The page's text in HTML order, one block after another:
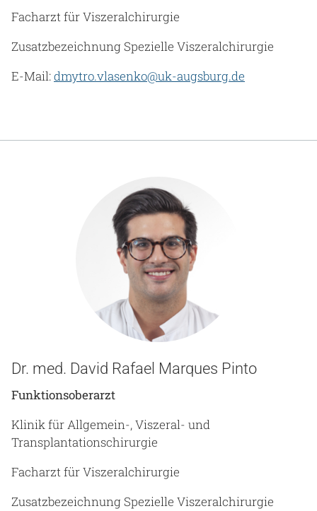
Facharzt für Viszeralchirurgie
Zusatzbezeichnung Spezielle Viszeralchirurgie
E-Mail:dmytro.vlasenko@uk-augsburg.de
Dr. med. David Rafael Marques Pinto
Funktionsoberarzt
Klinik für Allgemein-, Viszeral- und
Transplantationschirurgie
Facharzt für Viszeralchirurgie
Zusatzbezeichnung Spezielle Viszeralchirurgie